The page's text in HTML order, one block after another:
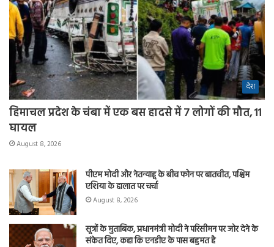
देश
हिमाचल प्रदेश के चंबा में एक बस हादसे में 7 लोगों की मौत, 11
घायल
August 8, 2026
पीएम मोदी और नेतन्याहू के बीच फोन पर बातचीत, पश्चिम
एशिया के हालात पर चर्चा
August 8, 2026
सूत्रों के मुताबिक, प्रधानमंत्री मोदी ने परिसीमन पर जोर देने के
संकेत दिए, कहा कि एनडीए के पास बहुमत है